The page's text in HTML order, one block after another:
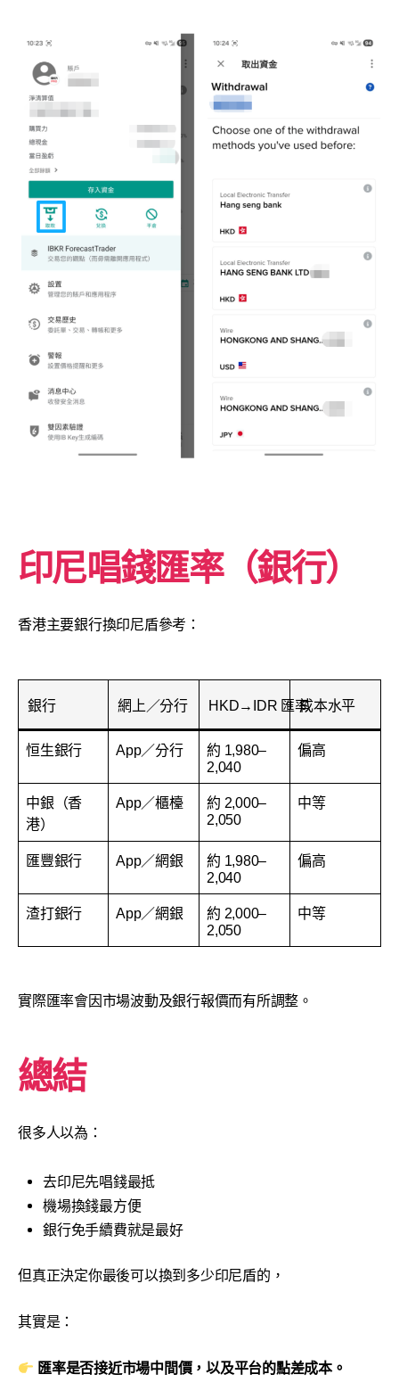
印尼唱錢匯率（銀行）
香港主要銀行換印尼盾參考：
銀行 網上／分行 HKD→IDR 匯率成本水平
恒生銀行 App／分行
約 1,980–
2,040
偏高
中銀（香
港）
App／櫃檯
約 2,000–
2,050
中等
匯豐銀行 App／網銀
約 1,980–
2,040
偏高
渣打銀行 App／網銀
約 2,000–
2,050
中等
實際匯率會因市場波動及銀行報價而有所調整。
總結
很多人以為：
去印尼先唱錢最抵
機場換錢最方便
銀行免手續費就是最好
但真正決定你最後可以換到多少印尼盾的，
其實是：
匯率是否接近市場中間價，以及平台的點差成本。